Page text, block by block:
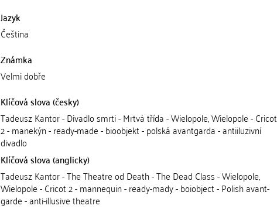
Jazyk
Čeština
Známka
Velmi dobře
Klíčová slova (česky)
Tadeusz Kantor - Divadlo smrti - Mrtvá třída - Wielopole, Wielopole - Cricot
2 - manekýn - ready-made - bioobjekt - polská avantgarda - antiiluzivní
divadlo
Klíčová slova (anglicky)
Tadeusz Kantor - The Theatre od Death - The Dead Class - Wielopole,
Wielopole - Cricot 2 - mannequin - ready-mady - boiobject - Polish avant-
garde - anti-illusive theatre